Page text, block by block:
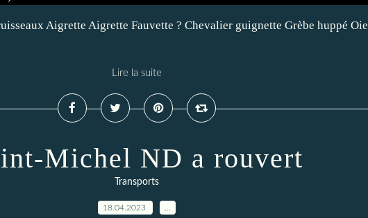
Aigrette Aigrette Fauvette ? Chevalier guignette Grèbe huppé Oie
Lire la suite
Michel ND a rouvert
Transports
18.04.2023